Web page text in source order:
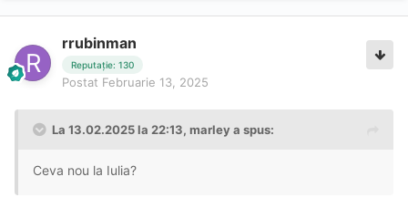
rrubinman
Reputație: 130
Postat Februarie 13, 2025
La 13.02.2025 la 22:13, marleya spus:
Ceva nou la Iulia?